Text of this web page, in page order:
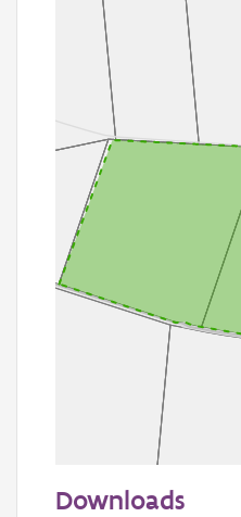
Informatie Vlaanderen
Downloads